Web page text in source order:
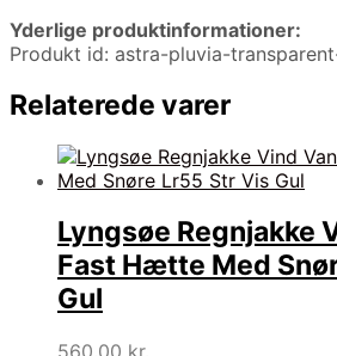
Yderlige produktinformationer:
Produkt id: astra-pluvia-
Relaterede varer
Lyngsøe Regnjakke
Fast Hætte Med
Gul
560,00 kr.